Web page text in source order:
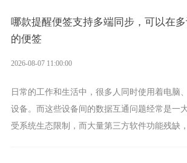
哪款提醒便签支持多端同步，可以在
的便签
2026-08-07 11:00:00
日常的工作和生活中，很多人同时使用着电脑
设备。而这些设备间的数据互通问题经常是一
受系统生态限制，而大量第三方软件功能残缺